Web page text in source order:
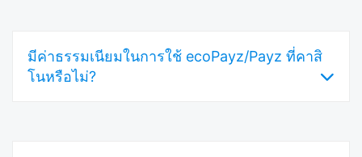
อัตโนมัติ ยอดเงินในบัญชี ประวัติการทำธุรกรรม
และวิธีการชำระเงินที่เชื่อมโยงทั้งหมดจะถูกโอน
มีค่าธรรมเนียมในการใช้ ecoPayz/Payz ที่คาสิ
โนหรือไม่?